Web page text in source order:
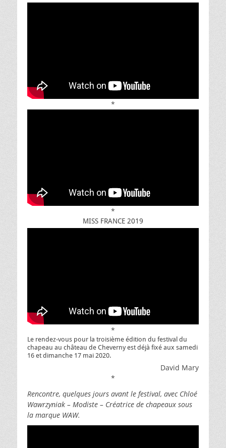
*
*
MISS FRANCE 2019
*
Le rendez-vous pour la troisième édition du festival du
chapeau au château de Cheverny est déjà fixé aux samedi
16 et dimanche 17 mai 2020.
David Mary
*
Rencontre, quelques jours avant le festival, avec Chloé
Wawrzyniak – Modiste – Créatrice de chapeaux sous
la marque WAW.